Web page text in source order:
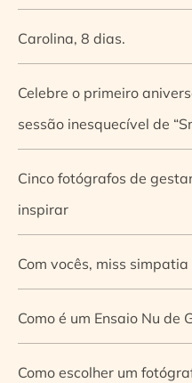
Carolina, 8 dias.
Celebre o primeiro
sessão inesquecível de
Cinco fotógrafos de
inspirar
Com vocês, miss simpatia
Como é um Ensaio Nu de
Como escolher um